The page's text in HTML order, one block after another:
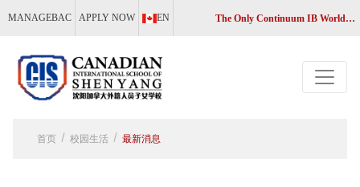
MANAGEBAC APPLY NOW EN The Only Continuum IB World School in Liaoning, China
首页 校园生活 最新消息